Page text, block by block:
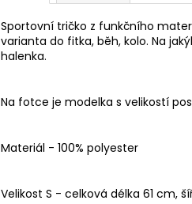
Sportovní tričko z funkčního
varianta do fitka, běh, kolo. Na
halenka.
Na fotce je modelka s velikostí
Materiál - 100% polyester
Velikost S - celková délka 61 cm,